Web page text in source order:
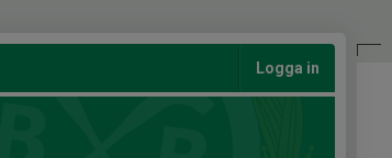
Logga in